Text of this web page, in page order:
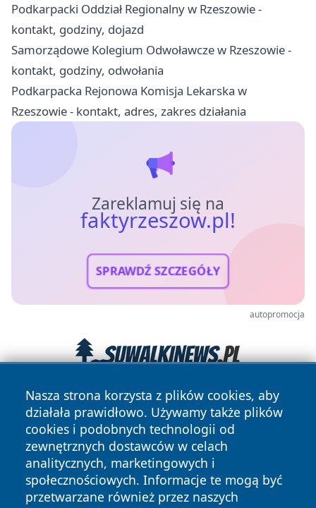
Podkarpacki Oddział Regionalny w Rzeszowie -
kontakt, godziny, dojazd
Samorządowe Kolegium Odwoławcze w Rzeszowie -
kontakt, godziny, odwołania
Podkarpacka Rejonowa Komisja Lekarska w
Rzeszowie - kontakt, adres, zakres działania
Zareklamuj się na
faktyrzeszow.pl!
SPRAWDŹ SZCZEGÓŁY
autopromocja
Nasza strona korzysta z plików cookies, aby
działała prawidłowo. Używamy także plików
cookies i podobnych technologii od
zewnętrznych dostawców w celach
analitycznych, marketingowych i
społecznościowych. Informacje te mogą być
przetwarzane również przez naszych
Copyright © 2026 faktyrzeszow.pl Wszystkie prawa
zastrzeżone.